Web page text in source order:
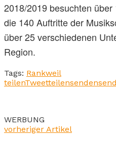
2018/2019 besuchten
die 140 Auftritte der
über 25 verschiedenen
Region.
Tags: Rankweil
teilenTweetteilensenden
WERBUNG
vorheriger Artikel